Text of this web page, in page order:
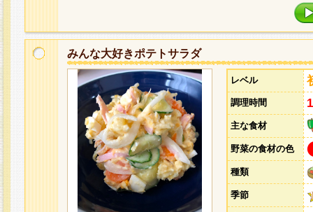
みんな大好きポテトサラダ
レベル
調理時間
主な食材
野菜の食材の色
種類
季節